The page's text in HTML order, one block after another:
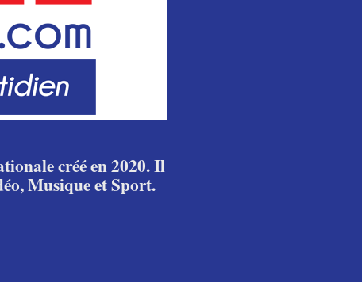
créé en 2020. Il
Musique et Sport.